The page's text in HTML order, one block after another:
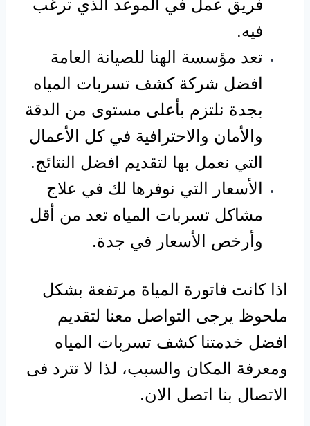
فريق عمل في الموعد الذي ترغب
فيه.
تعد مؤسسة الهنا للصيانة العامة
افضل شركة كشف تسربات المياه
بجدة نلتزم بأعلى مستوى من الدقة
والأمان والاحترافية في كل الأعمال
التي نعمل بها لتقديم افضل النتائج.
الأسعار التي نوفرها لك في علاج
مشاكل تسربات المياه تعد من أقل
وأرخص الأسعار في جدة.
اذا كانت فاتورة المياة مرتفعة بشكل
ملحوظ يرجى التواصل معنا لتقديم
افضل خدمتنا كشف تسربات المياه
ومعرفة المكان والسبب، لذا لا تترد فى
الاتصال بنا اتصل الان.